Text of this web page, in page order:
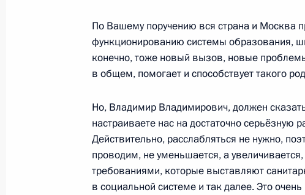
Совещание с постоянными членами
28 августа 2020 года, 14:45 Московская область,
27 августа 2020 года, четверг
Интервью телеканалу «Россия»
27 августа 2020 года, 14:20 Московская область,
По Вашему поручению вся страна и Москва
функционированию системы образования,
конечно, тоже новый вызов, новые
в общем, помогает и способствует такого
Но, Владимир Владимирович, должен
настраиваете нас на достаточно серьёзную
Действительно, расслабляться не нужно,
проводим, не уменьшается, а
требованиями, которые выставляют
в социальной системе и так далее. Это